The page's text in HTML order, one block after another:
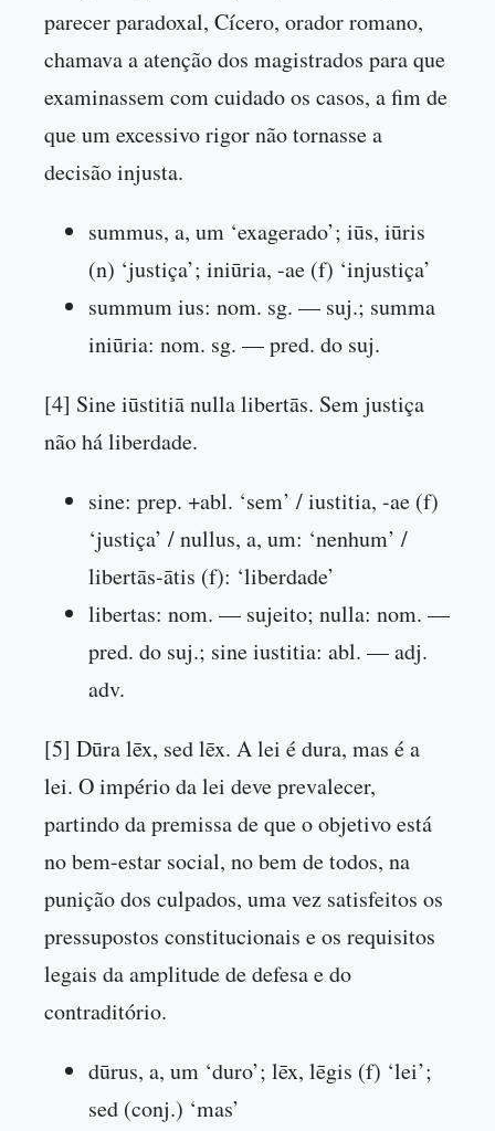
parecer paradoxal, Cícero, orador romano,
chamava a atenção dos magistrados para que
examinassem com cuidado os casos, a fim de
que um excessivo rigor não tornasse a
decisão injusta.
summus, a, um ‘exagerado’; iūs, iūris
(n) ‘justiça’; iniūria, -ae (f) ‘injustiça’
summum ius: nom. sg. — suj.; summa
iniūria: nom. sg. — pred. do suj.
[4] Sine iūstitiā nulla libertās. Sem justiça
não há liberdade.
sine: prep. +abl. ‘sem’ / iustitia, -ae (f)
‘justiça’ / nullus, a, um: ‘nenhum’ /
libertās-ātis (f): ‘liberdade’
libertas: nom. — sujeito; nulla: nom. —
pred. do suj.; sine iustitia: abl. — adj.
adv.
[5] Dūra lēx, sed lēx. A lei é dura, mas é a
lei. O império da lei deve prevalecer,
partindo da premissa de que o objetivo está
no bem-estar social, no bem de todos, na
punição dos culpados, uma vez satisfeitos os
pressupostos constitucionais e os requisitos
legais da amplitude de defesa e do
contraditório.
dūrus, a, um ‘duro’; lēx, lēgis (f) ‘lei’;
sed (conj.) ‘mas’